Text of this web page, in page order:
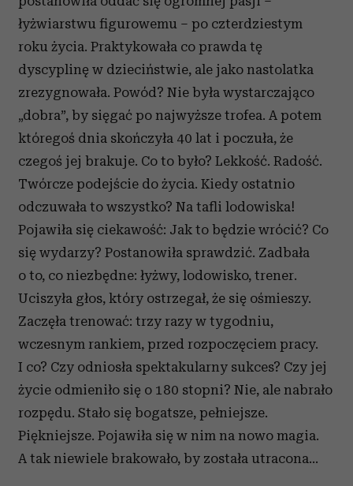
łyżwiarstwu figurowemu – po czterdziestym
roku życia. Praktykowała co prawda tę
dyscyplinę w dzieciństwie, ale jako nastolatka
zrezygnowała. Powód? Nie była wystarczająco
„dobra”, by sięgać po najwyższe trofea. A potem
któregoś dnia skończyła 40 lat i poczuła, że
czegoś jej brakuje. Co to było? Lekkość. Radość.
Twórcze podejście do życia. Kiedy ostatnio
odczuwała to wszystko? Na tafli lodowiska!
Pojawiła się ciekawość: Jak to będzie wrócić? Co
się wydarzy? Postanowiła sprawdzić. Zadbała
o to, co niezbędne: łyżwy, lodowisko, trener.
Uciszyła głos, który ostrzegał, że się ośmieszy.
Zaczęła trenować: trzy razy w tygodniu,
wczesnym rankiem, przed rozpoczęciem pracy.
I co? Czy odniosła spektakularny sukces? Czy jej
życie odmieniło się o 180 stopni? Nie, ale nabrało
rozpędu. Stało się bogatsze, pełniejsze.
Piękniejsze. Pojawiła się w nim na nowo magia.
A tak niewiele brakowało, by została utracona…